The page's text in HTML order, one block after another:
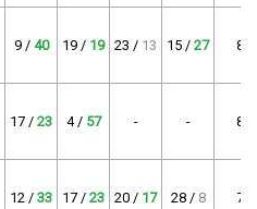
9 / 40 19 / 19 23 / 13 15 / 27 86
17 / 23 4 / 57 - - 80
12 / 33 17 / 23 20 / 17 28 / 8 73